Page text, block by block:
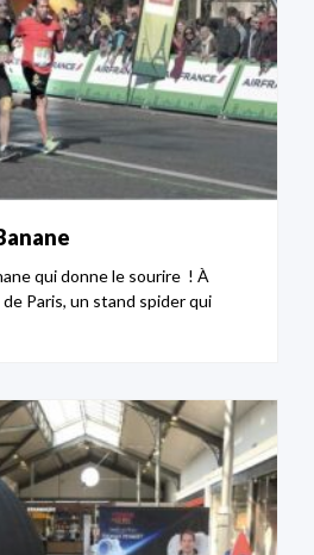
qui donne le sourire ! À
Paris, un stand spider qui